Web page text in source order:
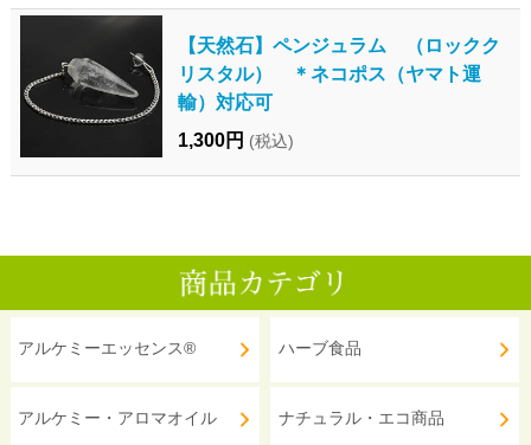
【天然石】ペンジュラム （ロックク
リスタル） ＊ネコポス（ヤマト運
輸）対応可
1,300円 (税込)
アルケミーエッセンス®
アルケミー・アロマオイル
ハーブ食品
ナチュラル・エコ商品